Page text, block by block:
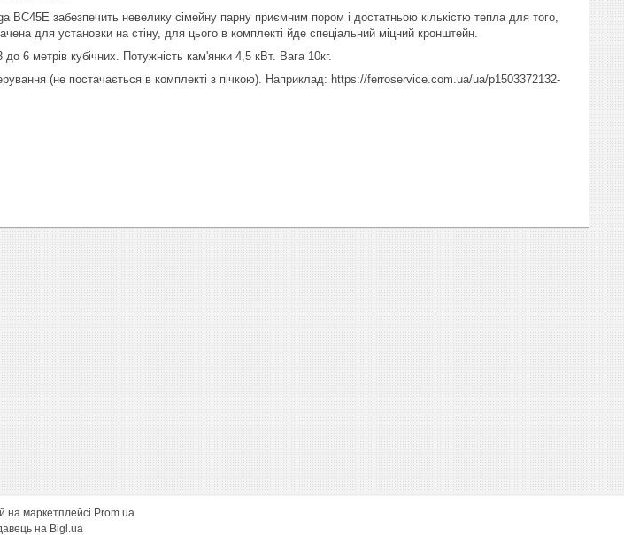
BС45E забезпечить невелику сімейну парну приємним пором і достатньою кількістю тепла для того,
для установки на стіну, для цього в комплекті йде спеціальний міцний кронштейн.
6 метрів кубічних. Потужність кам'янки 4,5 кВт. Вага 10кг.
(не постачається в комплекті з пічкою). Наприклад: https://ferroservice.com.ua/ua/p1503372132-
на маркетплейсі Prom.ua
на Bigl.ua